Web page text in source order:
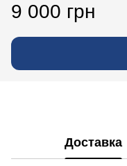
9 000 грн
Доставка